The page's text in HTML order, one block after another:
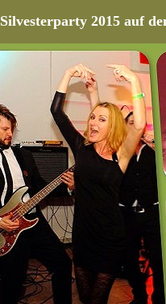
Silvesterparty 2015 auf